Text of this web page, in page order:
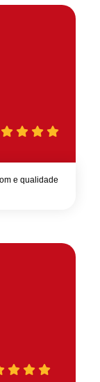
e qualidade